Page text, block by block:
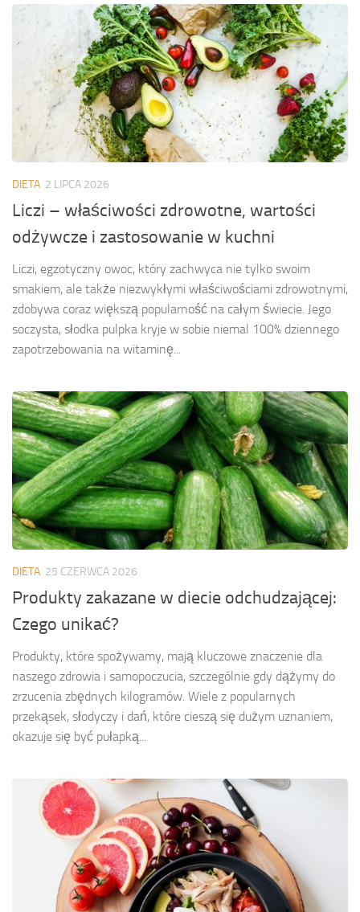
DIETA 2 LIPCA 2026
Liczi – właściwości zdrowotne, wartości
odżywcze i zastosowanie w kuchni
Liczi, egzotyczny owoc, który zachwyca nie tylko swoim
smakiem, ale także niezwykłymi właściwościami zdrowotnymi,
zdobywa coraz większą popularność na całym świecie. Jego
soczysta, słodka pulpka kryje w sobie niemal 100% dziennego
zapotrzebowania na witaminę...
DIETA 25 CZERWCA 2026
Produkty zakazane w diecie odchudzającej:
Czego unikać?
Produkty, które spożywamy, mają kluczowe znaczenie dla
naszego zdrowia i samopoczucia, szczególnie gdy dążymy do
zrzucenia zbędnych kilogramów. Wiele z popularnych
przekąsek, słodyczy i dań, które cieszą się dużym uznaniem,
okazuje się być pułapką...